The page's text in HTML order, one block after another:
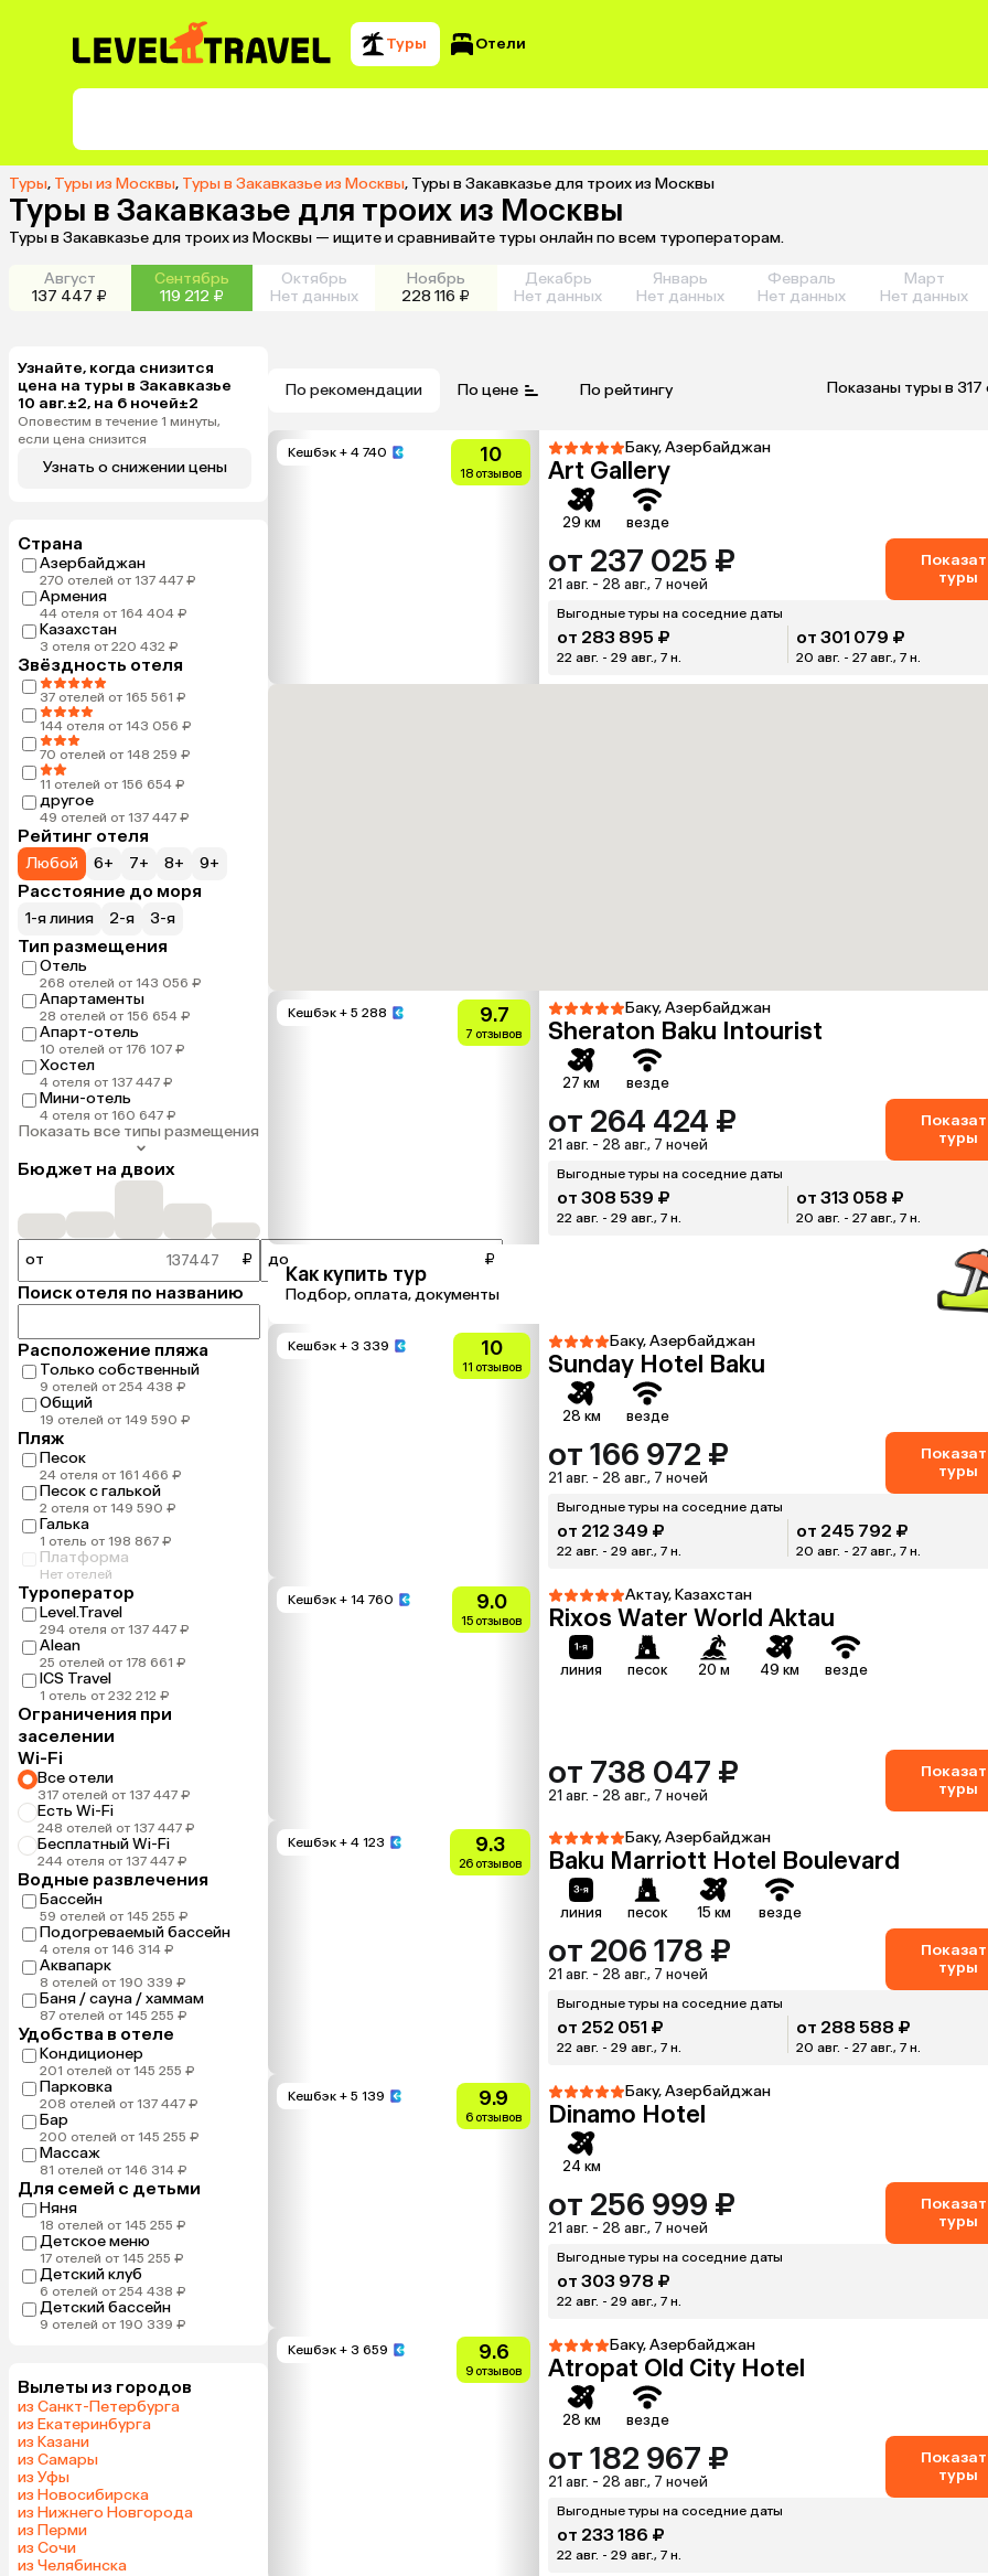
Туры Отели
Туры, Туры из Москвы, Туры в Закавказье из Москвы, Туры в Закавказье для троих из Москвы
Туры в Закавказье для троих из Москвы
Туры в Закавказье для троих из Москвы — ищите и сравнивайте туры онлайн по всем туроператорам.
Август
137 447 ₽
Сентябрь
119 212 ₽
Октябрь
Нет данных
Ноябрь
228 116 ₽
Декабрь
Нет данных
Январь
Нет данных
Февраль
Нет данных
Март
Нет данных
Узнайте, когда снизится
цена на туры в Закавказье
10 авг.±2, на 6 ночей±2
Оповестим в течение 1 минуты,
если цена снизится
Узнать о снижении цены
Страна
Азербайджан
270 отелей от 137 447 ₽
Армения
44 отеля от 164 404 ₽
Казахстан
3 отеля от 220 432 ₽
Звёздность отеля
37 отелей от 165 561 ₽
144 отеля от 143 056 ₽
70 отелей от 148 259 ₽
11 отелей от 156 654 ₽
другое
49 отелей от 137 447 ₽
Рейтинг отеля
Любой 6+ 7+ 8+ 9+
Расстояние до моря
1-я линия 2-я 3-я
Тип размещения
Отель
268 отелей от 143 056 ₽
Апартаменты
28 отелей от 156 654 ₽
Апарт-отель
10 отелей от 176 107 ₽
Хостел
4 отеля от 137 447 ₽
Мини-отель
4 отеля от 160 647 ₽
Показать все типы размещения
Бюджет на двоих
от ₽ до ₽
Поиск отеля по названию
Расположение пляжа
Только собственный
9 отелей от 254 438 ₽
Общий
19 отелей от 149 590 ₽
Пляж
Песок
24 отеля от 161 466 ₽
Песок с галькой
2 отеля от 149 590 ₽
Галька
1 отель от 198 867 ₽
Платформа
Нет отелей
Туроператор
Level.Travel
294 отеля от 137 447 ₽
Alean
25 отелей от 178 661 ₽
ICS Travel
1 отель от 232 212 ₽
Ограничения при
заселении
Wi-Fi
Все отели
317 отелей от 137 447 ₽
Есть Wi-Fi
248 отелей от 137 447 ₽
Бесплатный Wi-Fi
244 отеля от 137 447 ₽
Водные развлечения
Бассейн
59 отелей от 145 255 ₽
Подогреваемый бассейн
4 отеля от 146 314 ₽
Аквапарк
8 отелей от 190 339 ₽
Баня / сауна / хаммам
87 отелей от 145 255 ₽
Удобства в отеле
Кондиционер
201 отелей от 145 255 ₽
Парковка
208 отелей от 137 447 ₽
Бар
200 отелей от 145 255 ₽
Массаж
81 отелей от 146 314 ₽
Для семей с детьми
Няня
18 отелей от 145 255 ₽
Детское меню
17 отелей от 145 255 ₽
Детский клуб
6 отелей от 254 438 ₽
Детский бассейн
9 отелей от 190 339 ₽
Вылеты из городов
из Санкт-Петербурга
из Екатеринбурга
из Казани
из Самары
из Уфы
из Новосибирска
из Нижнего Новгорода
из Перми
из Сочи
из Челябинска
По рекомендации По цене По рейтингу Показаны туры в 317
Кешбэк + 4 740 10
18 отзывов
Баку, Азербайджан
Art Gallery
29 км везде
от 237 025 ₽
21 авг. - 28 авг., 7 ночей
туры
Выгодные туры на соседние даты
от 283 895 ₽
22 авг. - 29 авг., 7 н.
от 301 079 ₽
20 авг. - 27 авг., 7 н.
Кешбэк + 5 288 9.7
7 отзывов
Баку, Азербайджан
Sheraton Baku Intourist
27 км везде
от 264 424 ₽
21 авг. - 28 авг., 7 ночей
туры
Выгодные туры на соседние даты
от 308 539 ₽
22 авг. - 29 авг., 7 н.
от 313 058 ₽
20 авг. - 27 авг., 7 н.
Как купить тур
Подбор, оплата, документы
Кешбэк + 3 339 10
11 отзывов
Баку, Азербайджан
Sunday Hotel Baku
28 км везде
от 166 972 ₽
21 авг. - 28 авг., 7 ночей
туры
Выгодные туры на соседние даты
от 212 349 ₽
22 авг. - 29 авг., 7 н.
от 245 792 ₽
20 авг. - 27 авг., 7 н.
Кешбэк + 14 760 9.0
15 отзывов
Актау, Казахстан
Rixos Water World Aktau
линия песок 20 м 49 км везде
от 738 047 ₽
21 авг. - 28 авг., 7 ночей
туры
Кешбэк + 4 123 9.3
26 отзывов
Баку, Азербайджан
Baku Marriott Hotel Boulevard
линия песок 15 км везде
от 206 178 ₽
21 авг. - 28 авг., 7 ночей
туры
Выгодные туры на соседние даты
от 252 051 ₽
22 авг. - 29 авг., 7 н.
от 288 588 ₽
20 авг. - 27 авг., 7 н.
Кешбэк + 5 139 9.9
6 отзывов
Баку, Азербайджан
Dinamo Hotel
24 км
от 256 999 ₽
21 авг. - 28 авг., 7 ночей
туры
Выгодные туры на соседние даты
от 303 978 ₽
22 авг. - 29 авг., 7 н.
Кешбэк + 3 659 9.6
9 отзывов
Баку, Азербайджан
Atropat Old City Hotel
28 км везде
от 182 967 ₽
21 авг. - 28 авг., 7 ночей
туры
Выгодные туры на соседние даты
от 233 186 ₽
22 авг. - 29 авг., 7 н.